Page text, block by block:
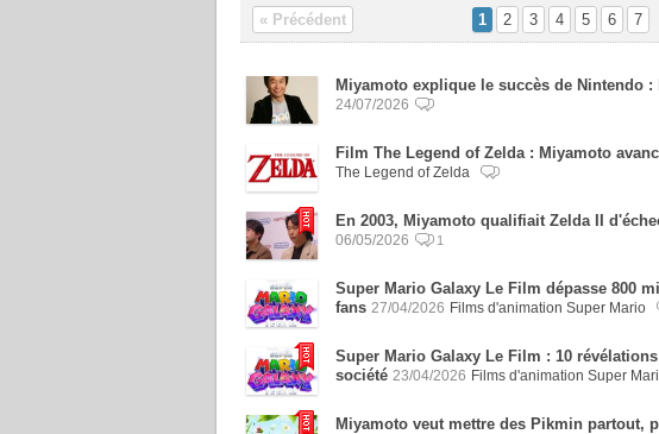
« Précédent 1 2 3 4 5 6 7
Miyamoto explique le succès de Nintendo
24/07/2026
Film The Legend of Zelda : Miyamoto
The Legend of Zelda
En 2003, Miyamoto qualifiait Zelda II
06/05/2026 1
Super Mario Galaxy Le Film dépasse 800
fans 27/04/2026 Films d'animation Super Mario
Super Mario Galaxy Le Film : 10
société 23/04/2026 Films d'animation Super
Miyamoto veut mettre des Pikmin partout,